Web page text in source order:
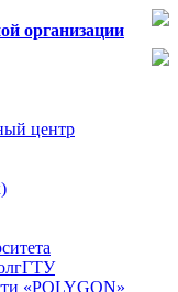
организации
центр
«POLYGON»